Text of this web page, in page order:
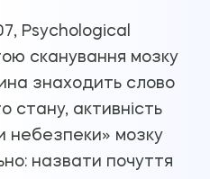
Psychological
сканування мозку
знаходить слово
стану, активність
небезпеки» мозку
назвати почуття